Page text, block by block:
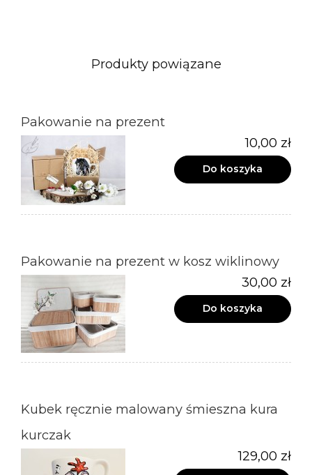
Produkty powiązane
Pakowanie na prezent
10,00 zł
Do koszyka
Pakowanie na prezent w kosz wiklinowy
30,00 zł
Do koszyka
Kubek ręcznie malowany śmieszna kura
kurczak
129,00 zł